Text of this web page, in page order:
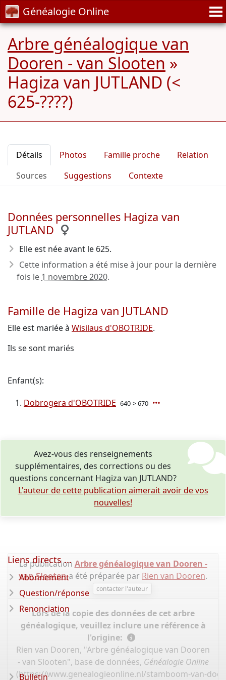
Généalogie Online
Arbre généalogique van
Dooren - van Slooten »
Hagiza van JUTLAND (<
625-????)
Détails Photos Famille proche
Relation
Sources
Suggestions Contexte
Données personnelles Hagiza van
JUTLAND
Elle est née avant le 625.
Cette information a été mise à jour pour la dernière
fois le 1 novembre 2020.
Famille de Hagiza van JUTLAND
Elle est mariée à Wisilaus d'OBOTRIDE.
Ils se sont mariés
Enfant(s):
Dobrogera d'OBOTRIDE 640-> 670
Avez-vous des renseignements
supplémentaires, des corrections ou des
questions concernant Hagiza van JUTLAND?
L'auteur de cette publication aimerait avoir de vos
nouvelles!
La publication Arbre généalogique van Dooren -
van Slootena été préparée par Rien van Dooren.
contacter l'auteur
Lors de la copie des données de cet arbre
généalogique, veuillez inclure une référence à
l'origine:
Rien van Dooren, "Arbre généalogique van Dooren
- van Slooten", base de données, Généalogie Online
(https://www.genealogieonline.nl/stamboom-van-
Liens directs ...
Abonnement
Question/réponse
Renonciation
Bulletin